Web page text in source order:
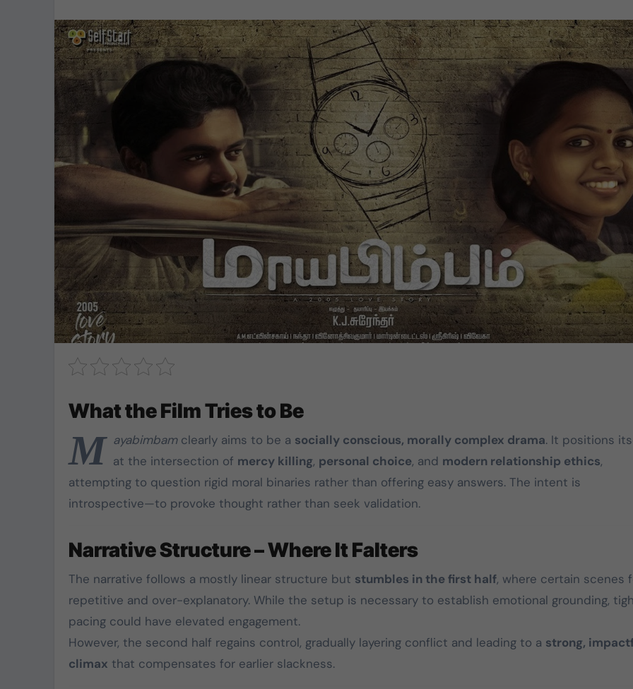
What the Film Tries to Be
M ayabimbamclearly aims to be a socially conscious, morally complex drama. It positions
at the intersection of mercy killing, personal choice, and modern relationship ethics,
attempting to question rigid moral binaries rather than offering easy answers. The intent is
introspective—to provoke thought rather than seek validation.
Narrative Structure – Where It Falters
The narrative follows a mostly linear structure but stumbles in the first half, where certain scenes
repetitive and over-explanatory. While the setup is necessary to establish emotional grounding,
pacing could have elevated engagement.
However, the second half regains control, gradually layering conflict and leading to a strong,
climax that compensates for earlier slackness.
TVK
கொட்டிவாக்கத்தில்